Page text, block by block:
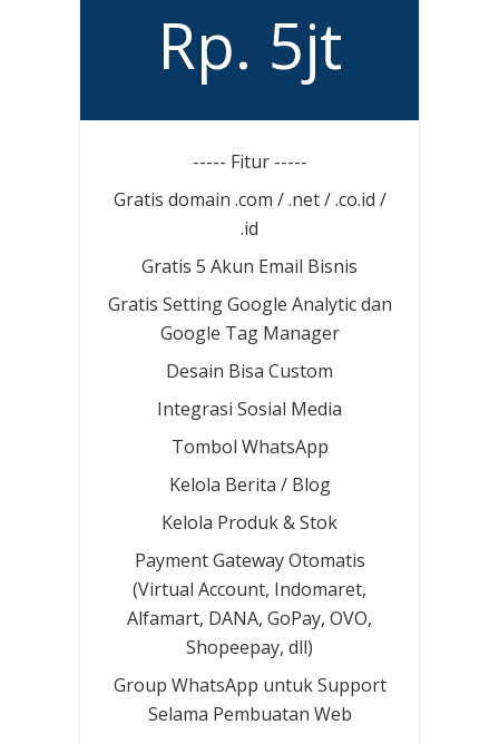
Rp. 5jt
----- Fitur -----
Gratis domain .com / .net / .co.id /
.id
Gratis 5 Akun Email Bisnis
Gratis Setting Google Analytic dan
Google Tag Manager
Desain Bisa Custom
Integrasi Sosial Media
Tombol WhatsApp
Kelola Berita / Blog
Kelola Produk & Stok
Payment Gateway Otomatis
(Virtual Account, Indomaret,
Alfamart, DANA, GoPay, OVO,
Shopeepay, dll)
Group WhatsApp untuk Support
Selama Pembuatan Web